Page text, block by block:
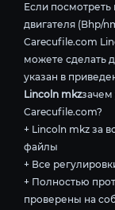
Если посмотреть
двигателя (Bhp/
Carecufile.com
можете сделать
указан в
Lincoln mkzзачем
Carecufile.com?
+ Lincoln mkz за
файлы
+ Все
+ Полностью
проверены на